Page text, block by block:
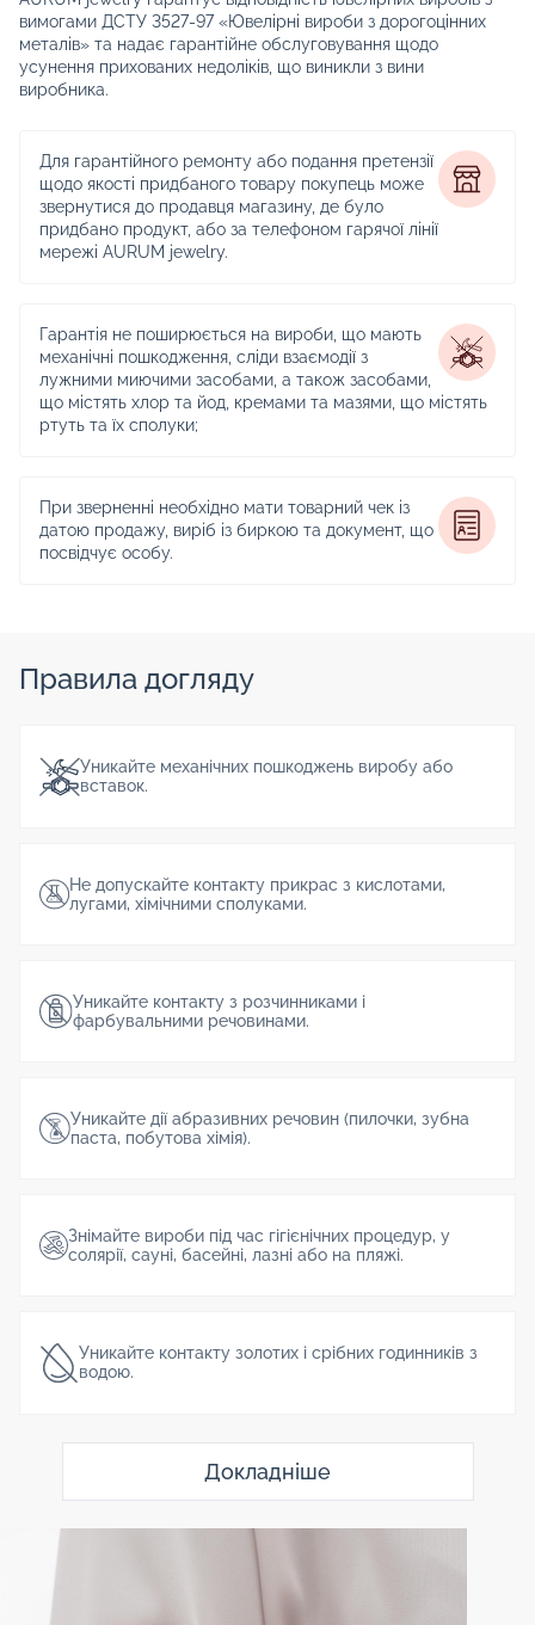
вимогами ДСТУ 3527-97 «Ювелірні вироби з дорогоцінних
металів» та надає гарантійне обслуговування щодо
усунення прихованих недоліків, що виникли з вини
виробника.
Для гарантійного ремонту або подання претензії
щодо якості придбаного товару покупець може
звернутися до продавця магазину, де було
придбано продукт, або за телефоном гарячої лінії
мережі AURUM jewelry.
Гарантія не поширюється на вироби, що мають
механічні пошкодження, сліди взаємодії з
лужними миючими засобами, а також засобами,
що містять хлор та йод, кремами та мазями, що містять
ртуть та їх сполуки;
При зверненні необхідно мати товарний чек із
датою продажу, виріб із биркою та документ, що
посвідчує особу.
Правила догляду
Уникайте механічних пошкоджень виробу або
вставок.
Не допускайте контакту прикрас з кислотами,
лугами, хімічними сполуками.
Уникайте контакту з розчинниками і
фарбувальними речовинами.
Уникайте дії абразивних речовин (пилочки, зубна
паста, побутова хімія).
Знімайте вироби під час гігієнічних процедур, у
солярії, сауні, басейні, лазні або на пляжі.
Уникайте контакту золотих і срібних годинників з
водою.
Докладніше